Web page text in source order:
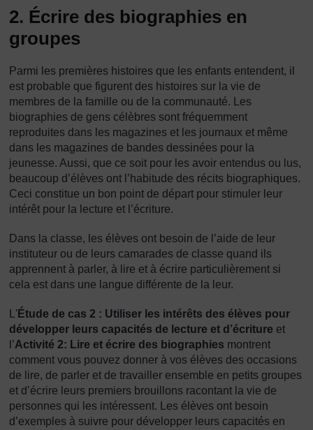
2. Écrire des biographies en
groupes
Parmi les premières histoires que les enfants entendent, il
est probable que figurent des histoires sur la vie de
membres de la famille ou de la communauté. Les
biographies de gens célèbres sont fréquemment
reproduites dans les magazines et les journaux et même
dans les magazines de bandes dessinées pour la
jeunesse. Aussi, que ce soit pour les avoir entendus ou lus,
beaucoup d’élèves ont l’habitude des récits biographiques.
Ceci constitue un bon point de départ pour stimuler leur
intérêt pour la lecture et l’écriture.
Dans la classe, les élèves ont besoin de l’aide de leur
instituteur ou de leurs camarades de classe quand ils
apprennent à parler, à lire et à écrire particulièrement si
cela est dans une langue différente de la leur.
L' Étude de cas 2 : Utiliser les intérêts des élèves pour
développer leurs capacités de lecture et d’écriture et
l’Activité 2: Lire et écrire des biographies montrent
comment vous pouvez donner à vos élèves des occasions
de lire, de parler et de travailler ensemble en petits groupes
et d’écrire leurs premiers brouillons racontant la vie de
personnes qui les intéressent. Les élèves ont besoin
d’exemples à suivre pour développer leurs capacités en